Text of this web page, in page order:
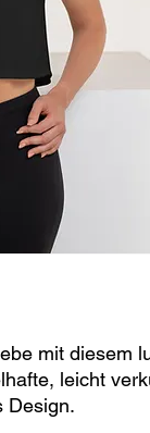
mit diesem
leicht
Design.